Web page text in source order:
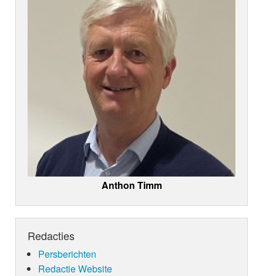
Anthon Timm
Redacties
Persberichten
Redactie Website